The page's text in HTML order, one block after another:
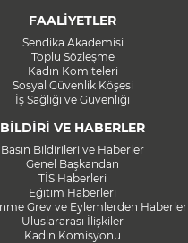
FAALİYETLER
Sendika Akademisi
Toplu Sözleşme
Kadın Komiteleri
Sosyal Güvenlik Köşesi
İş Sağlığı ve Güvenliği
BİLDİRİ VE HABERLER
Basın Bildirileri ve Haberler
Genel Başkandan
TİS Haberleri
Eğitim Haberleri
Grev ve Eylemlerden Haberler
Uluslararası İlişkiler
Kadın Komisyonu